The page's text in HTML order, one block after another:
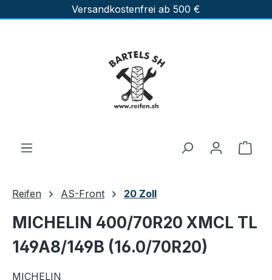
Zum Hauptinhalt springenVersandkostenfrei ab 500 €
Reifen AS-Front 20 Zoll
MICHELIN 400/70R20 XMCL TL
149A8/149B (16.0/70R20)
MICHELIN